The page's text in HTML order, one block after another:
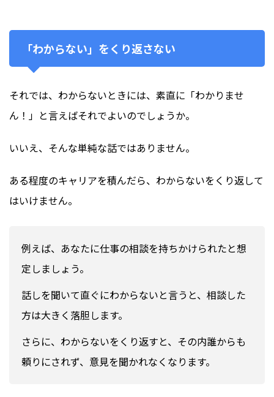
「わからない」をくり返さない
それでは、わからないときには、素直に「わかりませ
ん！」と言えばそれでよいのでしょうか。
いいえ、そんな単純な話ではありません。
ある程度のキャリアを積んだら、わからないをくり返して
はいけません。
例えば、あなたに仕事の相談を持ちかけられたと想
定しましょう。
話しを聞いて直ぐにわからないと言うと、相談した
方は大きく落胆します。
さらに、わからないをくり返すと、その内誰からも
頼りにされず、意見を聞かれなくなります。